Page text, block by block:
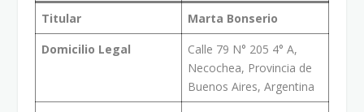
Titular
Marta Bonserio
Domicilio Legal
Calle 79 N° 205 4° A,
Necochea, Provincia de
Buenos Aires, Argentina